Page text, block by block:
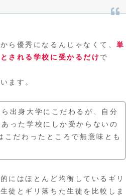
ら優秀になるんじゃなくて、単
される学校に受かるだけで
ます。
ら出身大学にこだわるが、自分
った学校にしか受からないの
こだわったところで無意味とも
にはほとんど均衡しているギリ
徒とギリ落ちた生徒を比較しま